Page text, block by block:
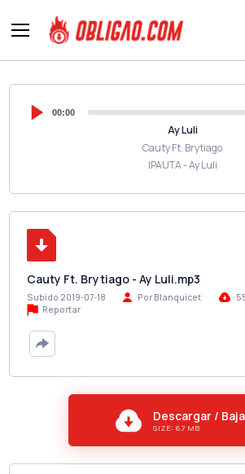
00:00
Ay Luli
Cauty Ft. Brytiago
IPAUTA - Ay Luli
Cauty Ft. Brytiago - Ay Luli.mp3
Subido 2019-07-18 Por Blanquicet
Reportar
Descargar /
SIZE: 6.7 MB